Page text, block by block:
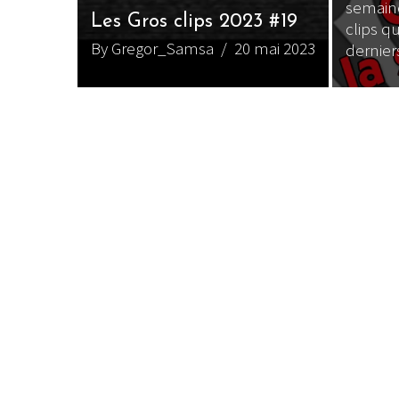
Les Gros clips 2023 #19
By Gregor_Samsa / 20 mai 2023
clips